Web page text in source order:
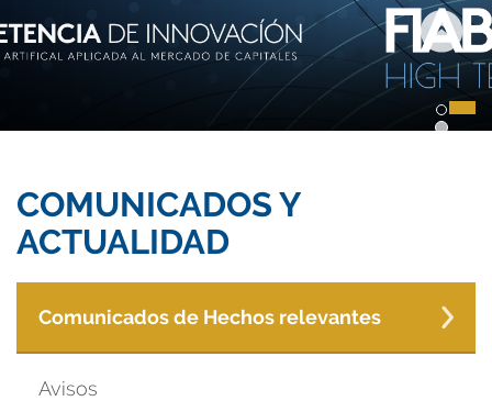
COMUNICADOS Y
ACTUALIDAD
Comunicados de Hechos relevantes
Avisos